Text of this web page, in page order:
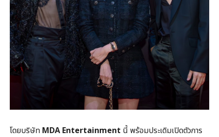
โดยบริษัท MDA Entertainment นี้ พร้อมประเดิมเปิดตัวการ